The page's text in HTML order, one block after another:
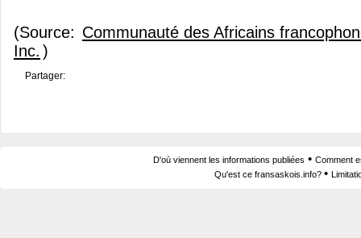
(Source: Communauté des Africains
Inc. )
Partager:
D'où viennent les informations publiées • Comment
Qu'est ce fransaskois.info? •